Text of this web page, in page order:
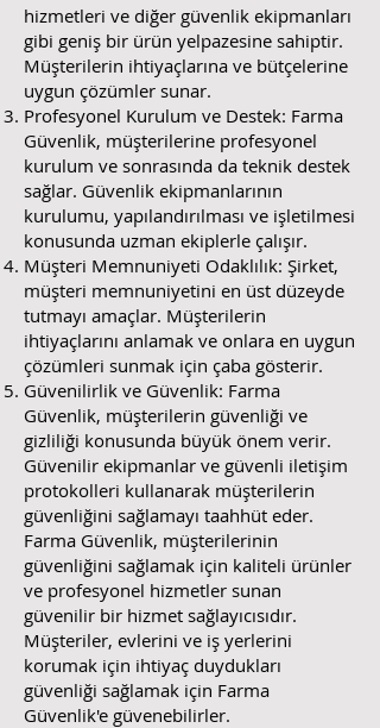
hizmetleri ve diğer güvenlik ekipmanları
gibi geniş bir ürün yelpazesine sahiptir.
Müşterilerin ihtiyaçlarına ve bütçelerine
uygun çözümler sunar.
Profesyonel Kurulum ve Destek: Farma
Güvenlik, müşterilerine profesyonel
kurulum ve sonrasında da teknik destek
sağlar. Güvenlik ekipmanlarının
kurulumu, yapılandırılması ve işletilmesi
konusunda uzman ekiplerle çalışır.
Müşteri Memnuniyeti Odaklılık: Şirket,
müşteri memnuniyetini en üst düzeyde
tutmayı amaçlar. Müşterilerin
ihtiyaçlarını anlamak ve onlara en uygun
çözümleri sunmak için çaba gösterir.
Güvenilirlik ve Güvenlik: Farma
Güvenlik, müşterilerin güvenliği ve
gizliliği konusunda büyük önem verir.
Güvenilir ekipmanlar ve güvenli iletişim
protokolleri kullanarak müşterilerin
güvenliğini sağlamayı taahhüt eder.
Farma Güvenlik, müşterilerinin
güvenliğini sağlamak için kaliteli ürünler
ve profesyonel hizmetler sunan
güvenilir bir hizmet sağlayıcısıdır.
Müşteriler, evlerini ve iş yerlerini
korumak için ihtiyaç duydukları
güvenliği sağlamak için Farma
Güvenlik'e güvenebilirler.